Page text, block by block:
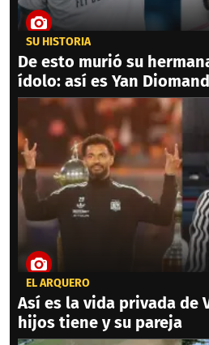
SU HISTORIA
De esto murió su
ídolo: así es Yan
EL ARQUERO
Así es la vida privada de
hijos tiene y su pareja